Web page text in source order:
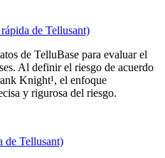
de Tellusant)
de TelluBase para evaluar el
Al definir el riesgo de acuerdo
Knight¹, el enfoque
y rigurosa del riesgo.
de Tellusant)